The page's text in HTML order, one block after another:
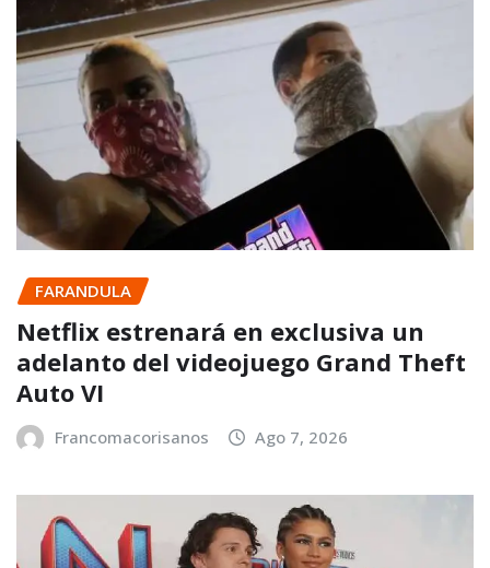
FARANDULA
Netflix estrenará en exclusiva un
adelanto del videojuego Grand Theft
Auto VI
Francomacorisanos Ago 7, 2026